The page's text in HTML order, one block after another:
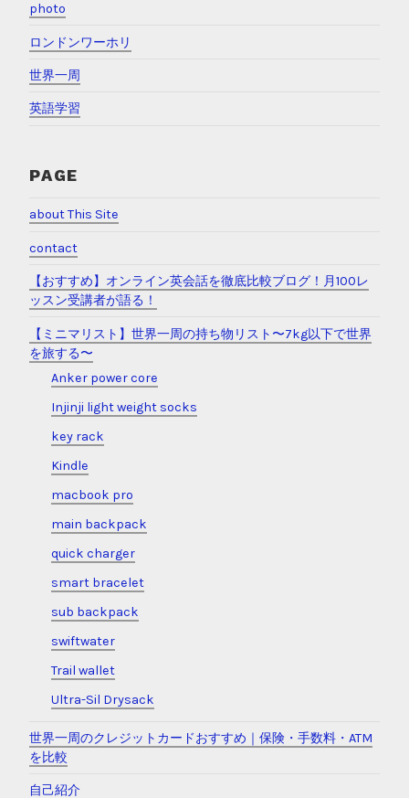
photo
ロンドンワーホリ
世界一周
英語学習
PAGE
about This Site
contact
【おすすめ】オンライン英会話を徹底比較ブログ！月100レ
ッスン受講者が語る！
【ミニマリスト】世界一周の持ち物リスト〜7kg以下で世界
を旅する〜
Anker power core
Injinji light weight socks
key rack
Kindle
macbook pro
main backpack
quick charger
smart bracelet
sub backpack
swiftwater
Trail wallet
Ultra-Sil Drysack
世界一周のクレジットカードおすすめ｜保険・手数料・ATM
を比較
自己紹介